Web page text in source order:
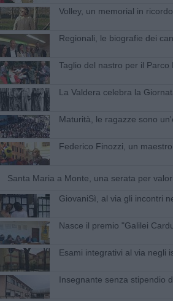
Volley, un memorial in
Regionali, le biografie dei
Taglio del nastro per il Parco
La Valdera celebra la
Maturità, le ragazze sono
Federico Finozzi, un
Santa Maria a Monte, una serata per
​GiovaniSì, al via gli incontri
Nasce il premio "Galilei
Esami integrativi al via negli
Insegnante senza stipendio